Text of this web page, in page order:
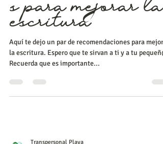
Recomendacione
escritura
Aquí te dejo un par de recomendaciones para
Recuerda que es importante...